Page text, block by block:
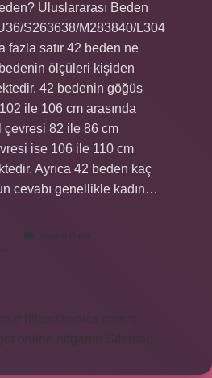
Uluslararası Beden
S263638/M283840/L304
fazla satır 42 beden ne
ölçüleri kişiden
42 bedenin göğüs
ile 106 cm arasında
çevresi 82 ​​ile 86 cm
ise 106 ile 110 cm
Ayrıca 42 beden kaç
cevabı genellikle kadın…
Yorum Bırak
https://sonics.com.tr
online nttgame Sitemap